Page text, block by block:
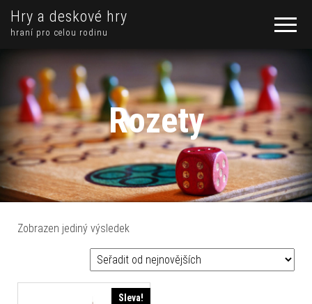
Hry a deskové hry
hraní pro celou rodinu
Rozety
Zobrazen jediný výsledek
Sleva!